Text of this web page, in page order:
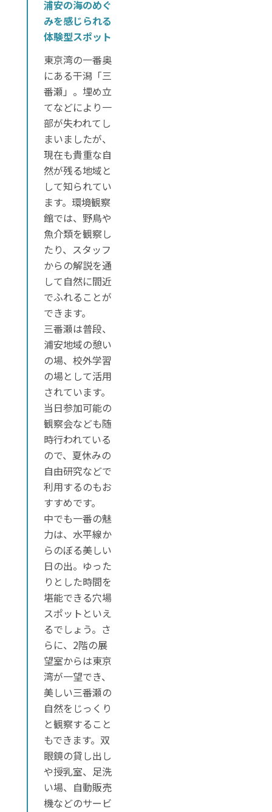
浦安の海のめぐ
みを感じられる
体験型スポット
東京湾の一番奥
にある干潟「三
番瀬」。埋め立
てなどにより一
部が失われてし
まいましたが、
現在も貴重な自
然が残る地域と
して知られてい
ます。環境観察
館では、野鳥や
魚介類を観察し
たり、スタッフ
からの解説を通
して自然に間近
でふれることが
できます。
三番瀬は普段、
浦安地域の憩い
の場、校外学習
の場として活用
されています。
当日参加可能の
観察会なども随
時行われている
ので、夏休みの
自由研究などで
利用するのもお
すすめです。
中でも一番の魅
力は、水平線か
らのぼる美しい
日の出。ゆった
りとした時間を
堪能できる穴場
スポットといえ
るでしょう。さ
らに、2階の展
望室からは東京
湾が一望でき、
美しい三番瀬の
自然をじっくり
と観察すること
もできます。双
眼鏡の貸し出し
や授乳室、足洗
い場、自動販売
機などのサービ